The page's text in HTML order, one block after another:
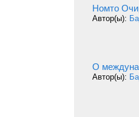
Номто
Автор(ы):
О
Автор(ы):